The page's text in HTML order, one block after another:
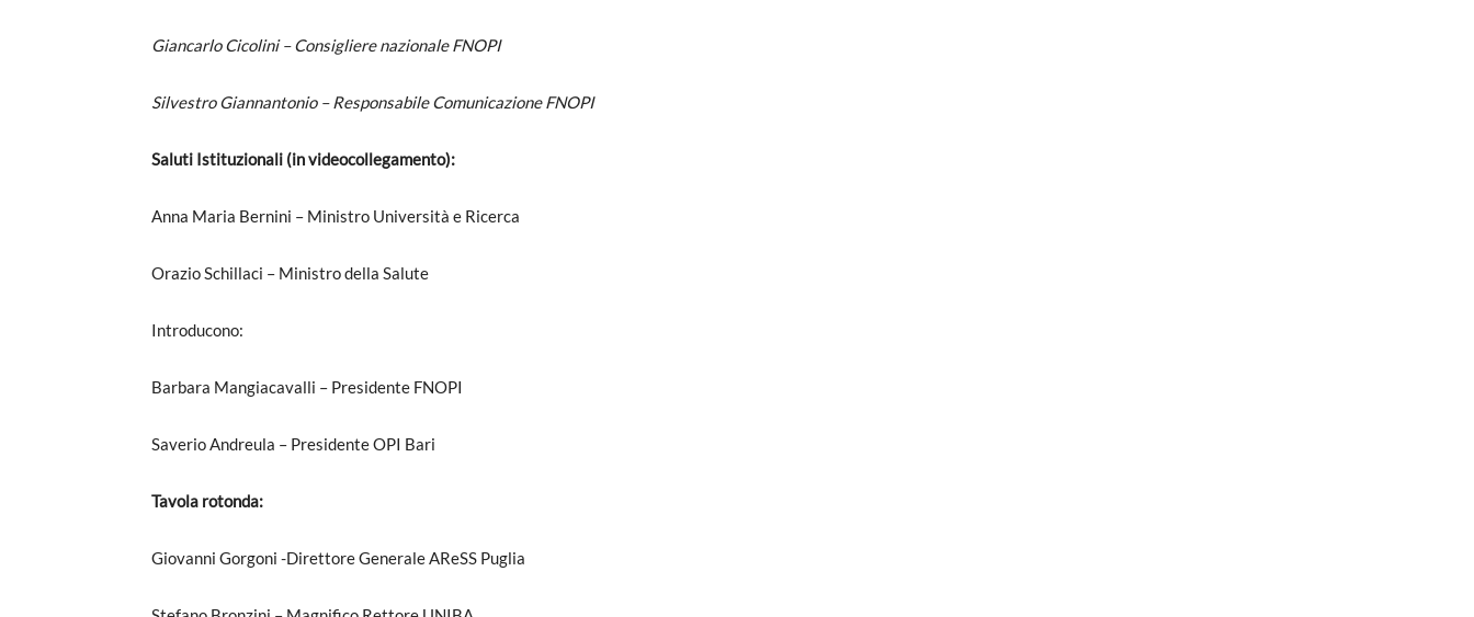
Giancarlo Cicolini – Consigliere nazionale FNOPI
Silvestro Giannantonio – Responsabile Comunicazione FNOPI
Saluti Istituzionali (in videocollegamento):
Anna Maria Bernini – Ministro Università e Ricerca
Orazio Schillaci – Ministro della Salute
Introducono:
Barbara Mangiacavalli – Presidente FNOPI
Saverio Andreula – Presidente OPI Bari
Tavola rotonda:
Giovanni Gorgoni -Direttore Generale AReSS Puglia